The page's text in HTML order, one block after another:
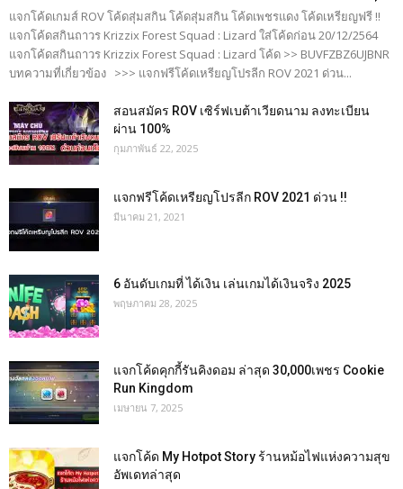
แจกโค้ดเกมส์ ROV โค้ดสุ่มสกิน โค้ดสุ่มสกิน โค้ดเพชรแดง โค้ดเหรียญฟรี !!
แจกโค้ดสกินถาวร Krizzix Forest Squad : Lizard ใส่โค้ดก่อน 20/12/2564
แจกโค้ดสกินถาวร Krizzix Forest Squad : Lizard โค้ด >> BUVFZBZ6UJBNR
บทความที่เกี่ยวข้อง >>> แจกฟรีโค้ดเหรียญโปรลีก ROV 2021 ด่วน...
สอนสมัคร ROV เซิร์ฟเบต้าเวียดนาม ลงทะเบียน
ผ่าน 100%
กุมภาพันธ์ 22, 2025
แจกฟรีโค้ดเหรียญโปรลีก ROV 2021 ด่วน !!
มีนาคม 21, 2021
6 อันดับเกมที่ ได้เงิน เล่นเกมได้เงินจริง 2025
พฤษภาคม 28, 2025
แจกโค้ดคุกกี้รันคิงดอม ล่าสุด 30,000เพชร Cookie
Run Kingdom
เมษายน 7, 2025
แจกโค้ด My Hotpot Story ร้านหม้อไฟแห่งความสุข
อัพเดทล่าสุด